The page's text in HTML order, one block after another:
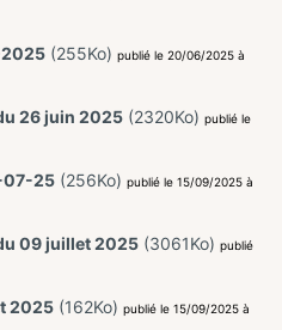
(255Ko)publié le 20/06/2025 à
26 juin 2025 (2320Ko)publié le
07-25 (256Ko)publié le 15/09/2025 à
09 juillet 2025 (3061Ko)publié
2025 (162Ko)publié le 15/09/2025 à